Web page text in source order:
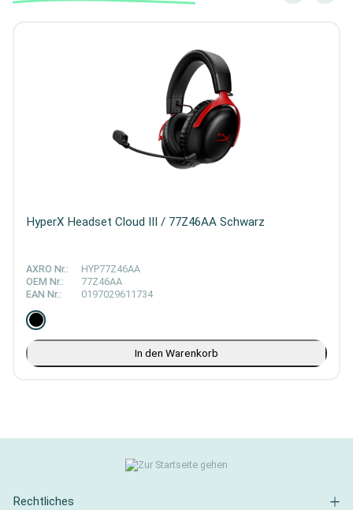
HyperX Headset Cloud III / 77Z46AA Schwarz
AXRO Nr.:
HYP77Z46AA
OEM Nr.:
77Z46AA
EAN Nr.:
0197029611734
In den Warenkorb
Rechtliches